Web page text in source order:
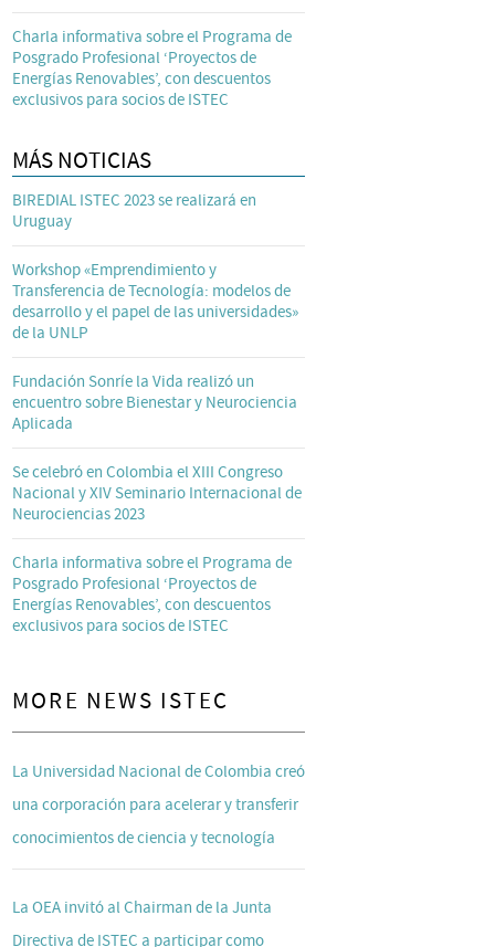
Charla informativa sobre el Programa de
Posgrado Profesional ‘Proyectos de
Energías Renovables’, con descuentos
exclusivos para socios de ISTEC
MÁS NOTICIAS
BIREDIAL ISTEC 2023 se realizará en
Uruguay
Workshop «Emprendimiento y
Transferencia de Tecnología: modelos de
desarrollo y el papel de las universidades»
de la UNLP
Fundación Sonríe la Vida realizó un
encuentro sobre Bienestar y Neurociencia
Aplicada
Se celebró en Colombia el XIII Congreso
Nacional y XIV Seminario Internacional de
Neurociencias 2023
Charla informativa sobre el Programa de
Posgrado Profesional ‘Proyectos de
Energías Renovables’, con descuentos
exclusivos para socios de ISTEC
MORE NEWS ISTEC
La Universidad Nacional de Colombia creó
una corporación para acelerar y transferir
conocimientos de ciencia y tecnología
La OEA invitó al Chairman de la Junta
Directiva de ISTEC a participar como